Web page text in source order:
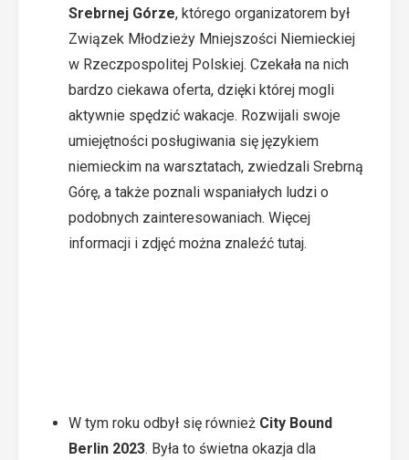
Srebrnej Górze, którego organizatorem był
Związek Młodzieży Mniejszości Niemieckiej
w Rzeczpospolitej Polskiej. Czekała na nich
bardzo ciekawa oferta, dzięki której mogli
aktywnie spędzić wakacje. Rozwijali swoje
umiejętności posługiwania się językiem
niemieckim na warsztatach, zwiedzali Srebrną
Górę, a także poznali wspaniałych ludzi o
podobnych zainteresowaniach. Więcej
informacji i zdjęć można znaleźć tutaj.
W tym roku odbył się również City Bound
Berlin 2023. Była to świetna okazja dla